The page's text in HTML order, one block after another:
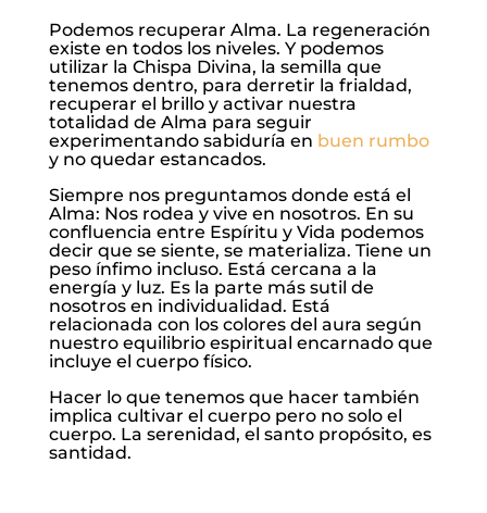
Podemos recuperar Alma. La regeneración
existe en todos los niveles. Y podemos
utilizar la Chispa Divina, la semilla que
tenemos dentro, para derretir la frialdad,
recuperar el brillo y activar nuestra
totalidad de Alma para seguir
experimentando sabiduría en buen rumbo
y no quedar estancados.
Siempre nos preguntamos donde está el
Alma: Nos rodea y vive en nosotros. En su
confluencia entre Espíritu y Vida podemos
decir que se siente, se materializa. Tiene un
peso ínfimo incluso. Está cercana a la
energía y luz. Es la parte más sutil de
nosotros en individualidad. Está
relacionada con los colores del aura según
nuestro equilibrio espiritual encarnado que
incluye el cuerpo físico.
Hacer lo que tenemos que hacer también
implica cultivar el cuerpo pero no solo el
cuerpo. La serenidad, el santo propósito, es
santidad.